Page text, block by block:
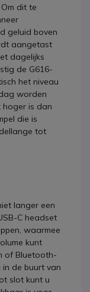
dit te
geluid boven
aangetast
dagelijks
de G616-
het niveau
worden
is dan
die is
tot
langer een
C headset
waarmee
kunt
of Bluetooth-
de buurt van
slot kunt u